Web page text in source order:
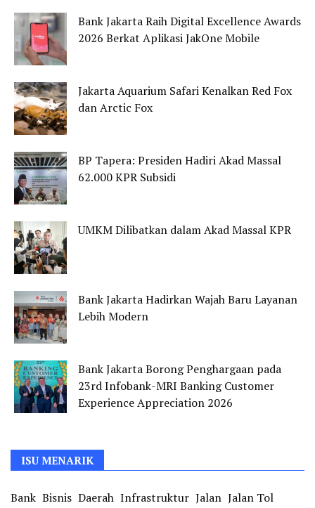
Bank Jakarta Raih Digital Excellence Awards
2026 Berkat Aplikasi JakOne Mobile
Jakarta Aquarium Safari Kenalkan Red Fox
dan Arctic Fox
BP Tapera: Presiden Hadiri Akad Massal
62.000 KPR Subsidi
UMKM Dilibatkan dalam Akad Massal KPR
Bank Jakarta Hadirkan Wajah Baru Layanan
Lebih Modern
Bank Jakarta Borong Penghargaan pada
23rd Infobank-MRI Banking Customer
Experience Appreciation 2026
ISU MENARIK
Bank Bisnis Daerah Infrastruktur Jalan Jalan Tol